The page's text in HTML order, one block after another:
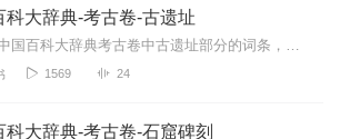
科大辞典-考古卷-古遗址
内容为中国百科大辞典考古卷中古遗址部分的词条，按顺序朗读。中国百科大辞典出版社鉴于社会的发展和读者不断提高的需求，《中国百科大辞典》对许多学科进行了增订。这一版...
1569 24
科大辞典-考古卷-石窟碑刻